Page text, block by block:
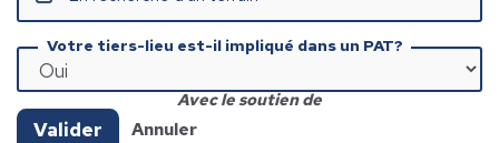
Votre tiers-lieu est-il impliqué dans un PAT?
Valider Annuler
Avec le soutien de